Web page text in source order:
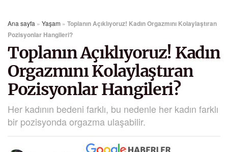
Ana sayfa » Yaşam » Toplanın Açıklıyoruz! Kadın Orgazmını Kolaylaştıran
Pozisyonlar Hangileri?
Toplanın Açıklıyoruz! Kadın
Orgazmını Kolaylaştıran
Pozisyonlar Hangileri?
Her kadının bedeni farklı, bu nedenle her kadın farklı
bir pozisyonda orgazma ulaşabilir.